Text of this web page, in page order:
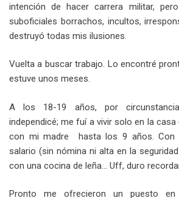
intención de hacer carrera militar,
suboficiales borrachos, incultos,
destruyó todas mis ilusiones.
Vuelta a buscar trabajo. Lo encontré
estuve unos meses.
A los 18-19 años, por
independicé; me fuí a vivir solo en la casa
con mi madre hasta los 9 años. Con
salario (sin nómina ni alta en la
con una cocina de leña… Uff, duro
Pronto me ofrecieron un puesto